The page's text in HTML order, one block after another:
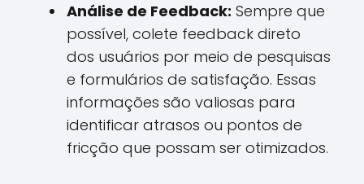
Análise de Feedback: Sempre que
possível, colete feedback direto
dos usuários por meio de pesquisas
e formulários de satisfação. Essas
informações são valiosas para
identificar atrasos ou pontos de
fricção que possam ser otimizados.